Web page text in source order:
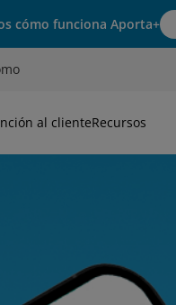
cómo funciona Aporta+
al clienteRecursos